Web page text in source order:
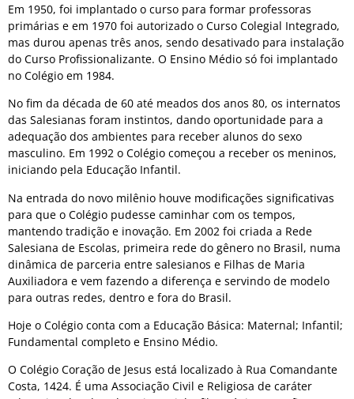
Em 1950, foi implantado o curso para formar professoras
primárias e em 1970 foi autorizado o Curso Colegial Integrado,
mas durou apenas três anos, sendo desativado para instalação
do Curso Profissionalizante. O Ensino Médio só foi implantado
no Colégio em 1984.
No fim da década de 60 até meados dos anos 80, os internatos
das Salesianas foram instintos, dando oportunidade para a
adequação dos ambientes para receber alunos do sexo
masculino. Em 1992 o Colégio começou a receber os meninos,
iniciando pela Educação Infantil.
Na entrada do novo milênio houve modificações significativas
para que o Colégio pudesse caminhar com os tempos,
mantendo tradição e inovação. Em 2002 foi criada a Rede
Salesiana de Escolas, primeira rede do gênero no Brasil, numa
dinâmica de parceria entre salesianos e Filhas de Maria
Auxiliadora e vem fazendo a diferença e servindo de modelo
para outras redes, dentro e fora do Brasil.
Hoje o Colégio conta com a Educação Básica: Maternal; Infantil;
Fundamental completo e Ensino Médio.
O Colégio Coração de Jesus está localizado à Rua Comandante
Costa, 1424. É uma Associação Civil e Religiosa de caráter